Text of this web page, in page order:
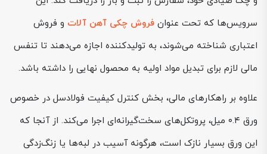
سرویس‌ها که تحت عنوان فروش چکی آهن آلات و فروش
اعتباری شناخته می‌شوند، به تولیدکننده اجازه می‌دهند تا تنفس
مالی لازم برای تبدیل مواد اولیه به محصول نهایی را داشته باشد.
علاوه بر راهکارهای مالی، بخش کنترل کیفیت فولادسل در خصوص
ورق ۰.۴ میل، پروتکل‌های سخت‌گیرانه‌ای اجرا می‌کند. از آنجا که
این ورق بسیار نازک است، هرگونه آسیب در لبه‌ها یا زنگ‌زدگی